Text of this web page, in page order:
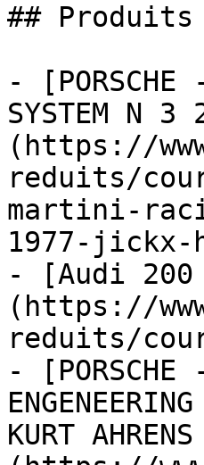
## Produits
- [PORSCHE
SYSTEM N 3
(https://
reduits/
martini-
1977-jickx-
- [Audi 200
(https://
reduits/
- [PORSCHE
KURT